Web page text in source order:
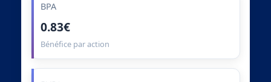
BPA
0.83€
Bénéfice par action